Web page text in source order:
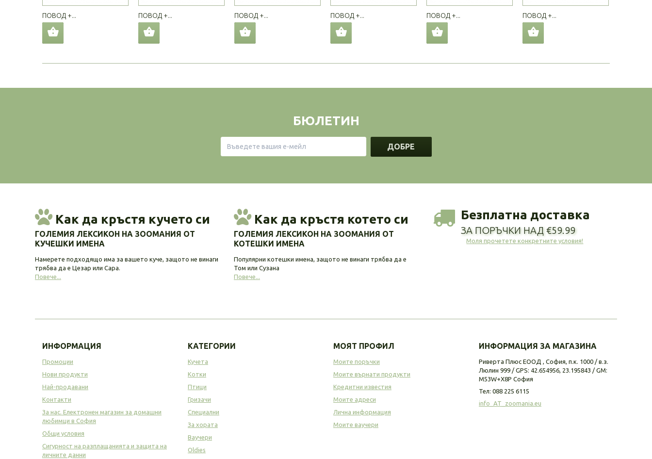
ПОВОД +... ПОВОД +... ПОВОД +... ПОВОД +... ПОВОД +... ПОВОД +...
БЮЛЕТИН
ДОБРЕ
Как да кръстя кучето си
ГОЛЕМИЯ ЛЕКСИКОН НА ЗООМАНИЯ ОТ
КУЧЕШКИ ИМЕНА
Намерете подходящо има за вашето куче, защото не винаги
трябва да е Цезар или Сара.
Повече...
Как да кръстя котето си
ГОЛЕМИЯ ЛЕКСИКОН НА ЗООМАНИЯ ОТ
КОТЕШКИ ИМЕНА
Популярни котешки имена, защото не винаги трябва да е
Том или Сузана
Повече...
Безплатна доставка
ЗА ПОРЪЧКИ НАД €59.99
Моля прочетете конкретните условия!
ИНФОРМАЦИЯ
Промоции
Нови продукти
Най-продавани
Контакти
За нас. Електронен магазин за домашни
любимци в София
Общи условия
Сигурност на разплащанията и защита на
личните данни
КАТЕГОРИИ
Кучета
Котки
Птици
Гризачи
Специални
За хората
Ваучери
Oldies
МОЯТ ПРОФИЛ
Моите поръчки
Моите върнати продукти
Кредитни известия
Моите адреси
Лична информация
Моите ваучери
ИНФОРМАЦИЯ ЗА МАГАЗИНА
Риверта Плюс ЕООД , София, п.к. 1000 / в.з.
Люлин 999 / GPS: 42.654956, 23.195843 / GM:
M53W+X8P София
Тел: 088 225 6115
info_AT_zoomania.eu